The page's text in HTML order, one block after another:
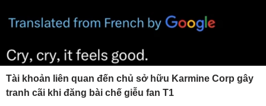
Tài khoản liên quan đến chủ sở hữu Karmine Corp gây
tranh cãi khi đăng bài chế giễu fan T1